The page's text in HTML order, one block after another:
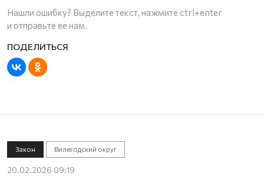
Нашли ошибку? Выделите текст, нажмите ctrl+enter
и отправьте ее нам.
Закон Вилегодский округ
20.02.2026 09:19